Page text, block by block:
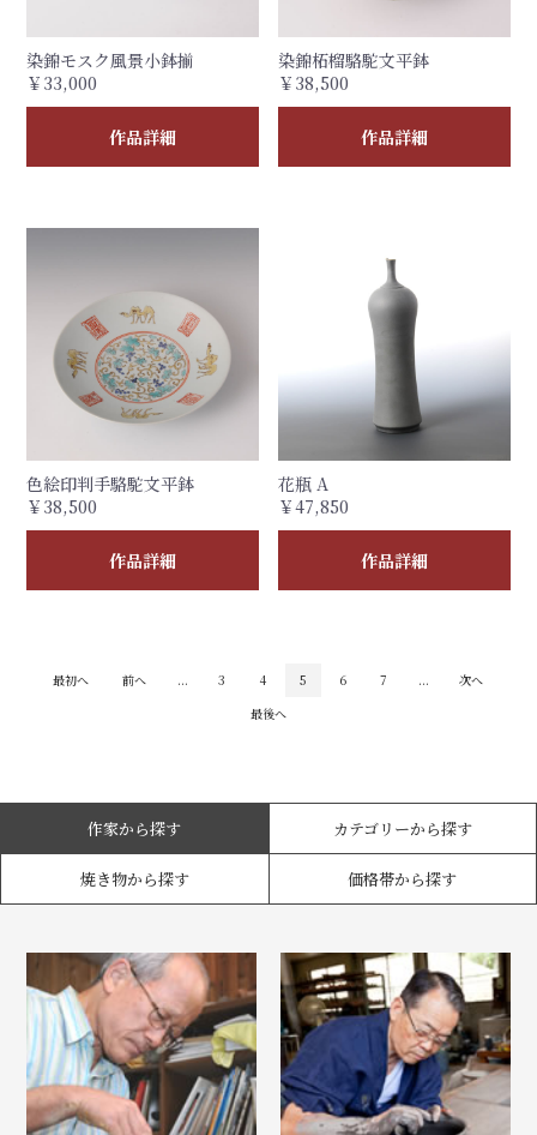
染錦モスク風景小鉢揃
￥33,000
作品詳細
染錦柘榴駱駝文平鉢
￥38,500
作品詳細
色絵印判手駱駝文平鉢
￥38,500
作品詳細
花瓶 A
￥47,850
作品詳細
最初へ 前へ ... 3 4 5 6 7 ...
次へ
最後へ
作家から探す カテゴリーから探す
焼き物から探す 価格帯から探す